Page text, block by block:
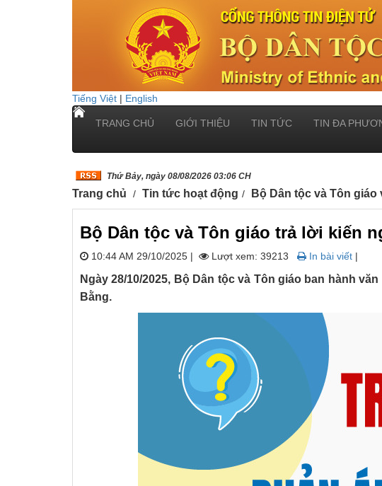
Tiếng Việt | English
TRANG CHỦ GIỚI THIỆU TIN TỨC TIN ĐA
Thứ Bảy, ngày 08/08/2026 03:06 CH
Trang chủ Tin tức hoạt động Bộ Dân tộc và Tôn
Bộ Dân tộc và Tôn giáo trả lời kiến
10:44 AM 29/10/2025 | Lượt xem: 39213 In bài viết |
Ngày 28/10/2025, Bộ Dân tộc và Tôn giáo ban hành
Bằng.